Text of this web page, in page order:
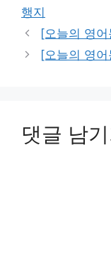
행지
[오늘의 영
[오늘의 영
댓글 남